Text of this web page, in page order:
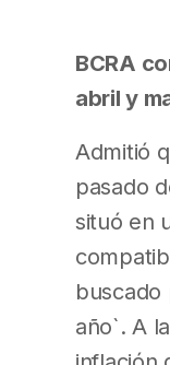
BCRA
abril y
Admitió
pasado
situó en
buscado
año`. A